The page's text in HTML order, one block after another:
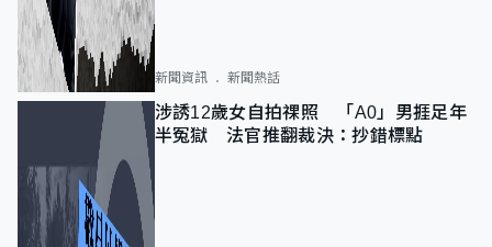
新聞資訊 新聞熱話
涉誘12歲女自拍祼照 「A0」男捱足年
半冤獄 法官推翻裁決：抄錯標點